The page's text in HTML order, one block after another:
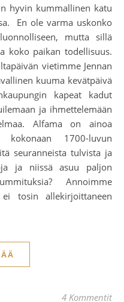
hyvin kummallinen katu
En ole varma uskonko
mutta sillä
koko paikan todellisuus.
vietimme Jennan
kuuma kevätpäivä
kapeat kadut
ja ihmettelemään
Alfama on ainoa
kokonaan 1700-luvun
seuranneista tulvista ja
ja niissä asuu paljon
Annoimme
tosin allekirjoittaneen
4 Kommentit